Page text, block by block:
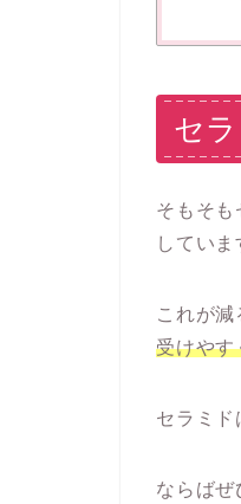
セ
そもそも
していま
これが
受けやす
セラミド
ならばぜ